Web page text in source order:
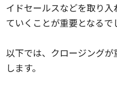
イドセールスなどを取り
ていくことが重要となるで
以下では、クロージング
します。